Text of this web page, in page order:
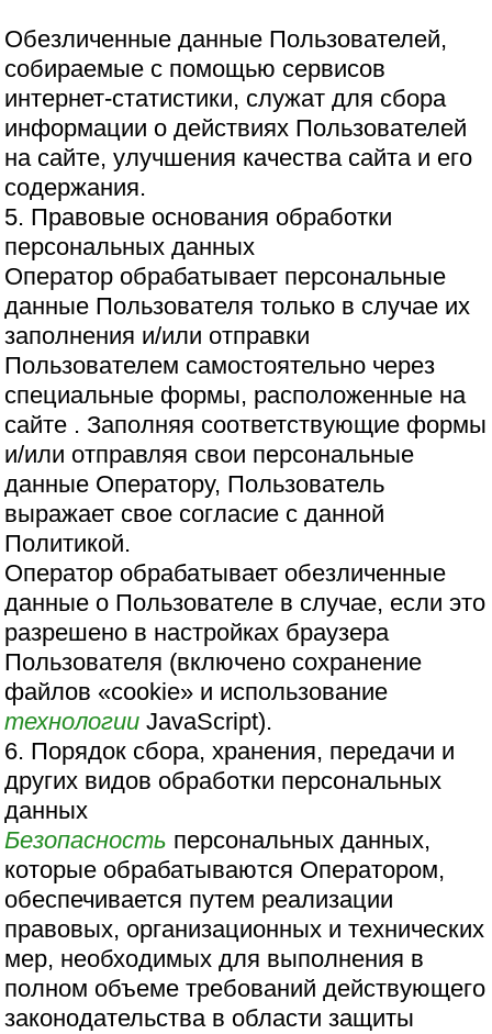
Обезличенные данные Пользователей,
собираемые с помощью сервисов
интернет-статистики, служат для сбора
информации о действиях Пользователей
на сайте, улучшения качества сайта и его
содержания.
5. Правовые основания обработки
персональных данных
Оператор обрабатывает персональные
данные Пользователя только в случае их
заполнения и/или отправки
Пользователем самостоятельно через
специальные формы, расположенные на
сайте . Заполняя соответствующие формы
и/или отправляя свои персональные
данные Оператору, Пользователь
выражает свое согласие с данной
Политикой.
Оператор обрабатывает обезличенные
данные о Пользователе в случае, если это
разрешено в настройках браузера
Пользователя (включено сохранение
файлов «cookie» и использование
технологии JavaScript).
6. Порядок сбора, хранения, передачи и
других видов обработки персональных
данных
Безопасность персональных данных,
которые обрабатываются Оператором,
обеспечивается путем реализации
правовых, организационных и технических
мер, необходимых для выполнения в
полном объеме требований действующего
законодательства в области защиты